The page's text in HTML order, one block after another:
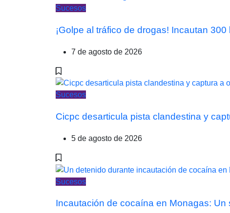
Sucesos
¡Golpe al tráfico de drogas! Incautan
7 de agosto de 2026
Sucesos
Cicpc desarticula pista clandestina y
5 de agosto de 2026
Sucesos
Incautación de cocaína en Monagas: